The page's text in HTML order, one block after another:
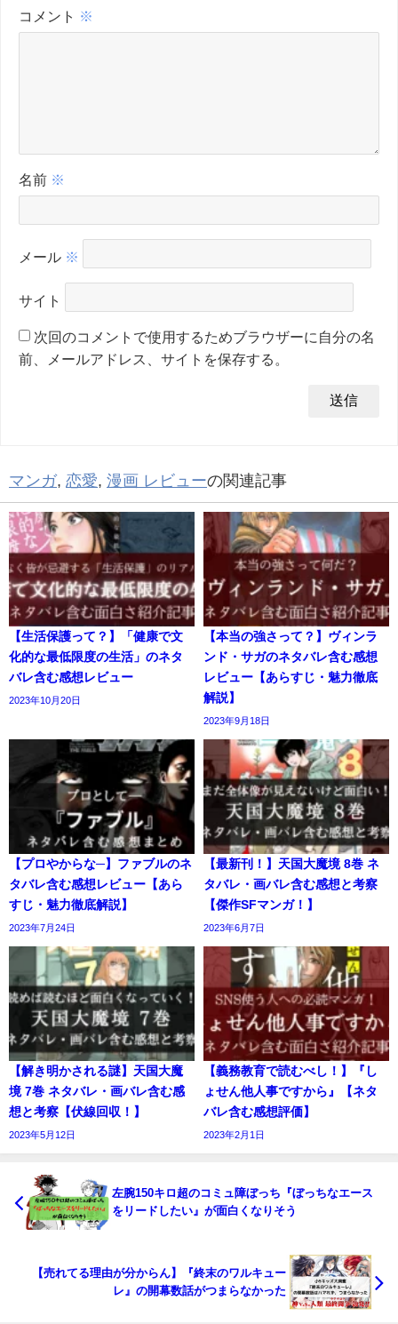
コメント ※
名前 ※
メール ※
サイト
次回のコメントで使用するためブラウザーに自分の名
前、メールアドレス、サイトを保存する。
マンガ, 恋愛, 漫画 レビューの関連記事
【生活保護って？】「健康で文
化的な最低限度の生活」のネタ
バレ含む感想レビュー
2023年10月20日
【本当の強さって？】ヴィンラ
ンド・サガのネタバレ含む感想
レビュー【あらすじ・魅力徹底
解説】
2023年9月18日
【プロやからな─】ファブルのネ
タバレ含む感想レビュー【あら
すじ・魅力徹底解説】
2023年7月24日
【最新刊！】天国大魔境 8巻 ネ
タバレ・画バレ含む感想と考察
【傑作SFマンガ！】
2023年6月7日
【解き明かされる謎】天国大魔
境 7巻 ネタバレ・画バレ含む感
想と考察【伏線回収！】
2023年5月12日
【義務教育で読むべし！】『し
ょせん他人事ですから』【ネタ
バレ含む感想評価】
2023年2月1日
左腕150キロ超のコミュ障ぼっち『ぼっちなエース
をリードしたい』が面白くなりそう
【売れてる理由が分からん】『終末のワルキュー
レ』の開幕数話がつまらなかった